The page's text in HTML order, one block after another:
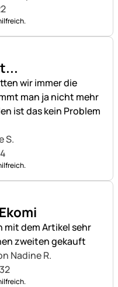
wir immer die
man ja nicht mehr
ist das kein Problem
S.
mit dem Artikel sehr
zweiten gekauft
Nadine R.